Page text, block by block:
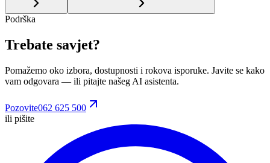
Podrška
Trebate savjet?
Pomažemo oko izbora, dostupnosti i rokova isporuke. Javite se kako
vam odgovara — ili pitajte našeg AI asistenta.
Pozovite062 625 500
ili pišite